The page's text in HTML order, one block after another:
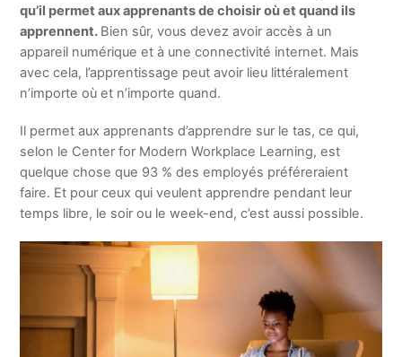
qu’il permet aux apprenants de choisir où et quand ils
apprennent. Bien sûr, vous devez avoir accès à un
appareil numérique et à une connectivité internet. Mais
avec cela, l’apprentissage peut avoir lieu littéralement
n’importe où et n’importe quand.
Il permet aux apprenants d’apprendre sur le tas, ce qui,
selon le Center for Modern Workplace Learning, est
quelque chose que 93 % des employés préféreraient
faire. Et pour ceux qui veulent apprendre pendant leur
temps libre, le soir ou le week-end, c’est aussi possible.